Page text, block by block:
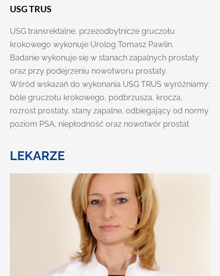
USG TRUS
USG transrektalne, przezodbytnicze gruczołu
krokowego wykonuje Urolog Tomasz Pawlin.
Badanie wykonuje się w stanach zapalnych prostaty
oraz przy podejrzeniu nowotworu prostaty.
Wśród wskazań do wykonania USG TRUS wyróżniamy:
bóle gruczołu krokowego, podbrzusza, krocza,
rozrost prostaty, stany zapalne, odbiegający od normy
poziom PSA, niepłodność oraz nowotwór prostat
LEKARZE